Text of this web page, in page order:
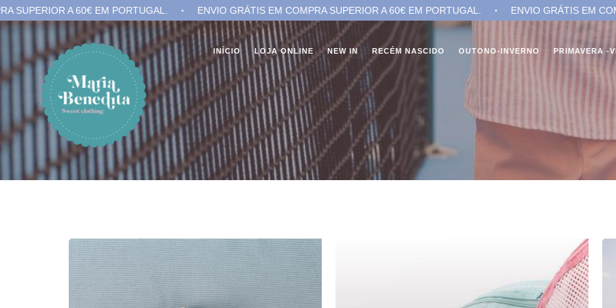
EM PORTUGAL. ENVIO GRÁTIS EM COMPRA SUPERIOR A 60€ EM PORTUGAL. ENVIO GRÁTIS EM COMPRA
INÍCIO LOJA ONLINE NEW IN RECÉM NASCIDO OUTONO-INVERNO PRIMAVERA -